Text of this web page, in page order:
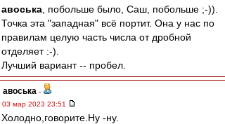
авоська , побольше было, Саш, побольше ;-)).
Точка эта "западная" всё портит. Она у нас по
правилам целую часть числа от дробной
отделяет :-).
Лучший вариант -- пробел.
авоська -
03 мар 2023 23:51
Холодно,говорите.Ну -ну.